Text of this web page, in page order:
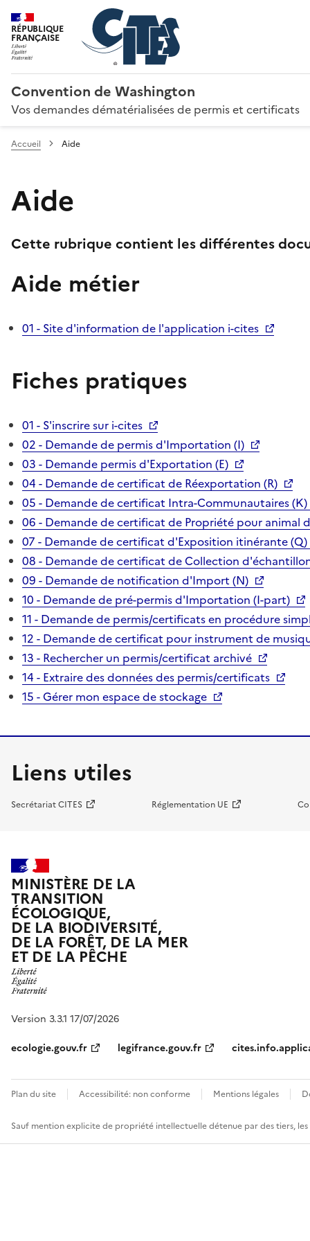
RÉPUBLIQUE
FRANÇAISE
Convention de Washington
Vos demandes dématérialisées de permis et certificats
Accueil Aide
Aide
Cette rubrique contient les différentes
Aide métier
01 - Site d'information de l'application i-cites
Fiches pratiques
01 - S'inscrire sur i-cites
02 - Demande de permis d'Importation (I)
03 - Demande permis d'Exportation (E)
04 - Demande de certificat de Réexportation (R)
05 - Demande de certificat Intra-Communautaires (K)
06 - Demande de certificat de Propriété pour animal
07 - Demande de certificat d'Exposition itinérante (Q)
08 - Demande de certificat de Collection
09 - Demande de notification d'Import (N)
10 - Demande de pré-permis d'Importation (I-part)
11 - Demande de permis/certificats en procédure
12 - Demande de certificat pour instrument de
13 - Rechercher un permis/certificat archivé
14 - Extraire des données des permis/certificats
15 - Gérer mon espace de stockage
Liens utiles
Secrétariat CITES Réglementation UE
MINISTÈRE DE LA
TRANSITION
ÉCOLOGIQUE,
DE LA BIODIVERSITÉ,
DE LA FORÊT, DE LA MER
ET DE LA PÊCHE
Version 3.3.1 17/07/2026
ecologie.gouv.fr
legifrance.gouv.fr
Plan du site Accessibilité: non conforme Mentions légales
Sauf mention explicite de propriété intellectuelle détenue par des tiers,